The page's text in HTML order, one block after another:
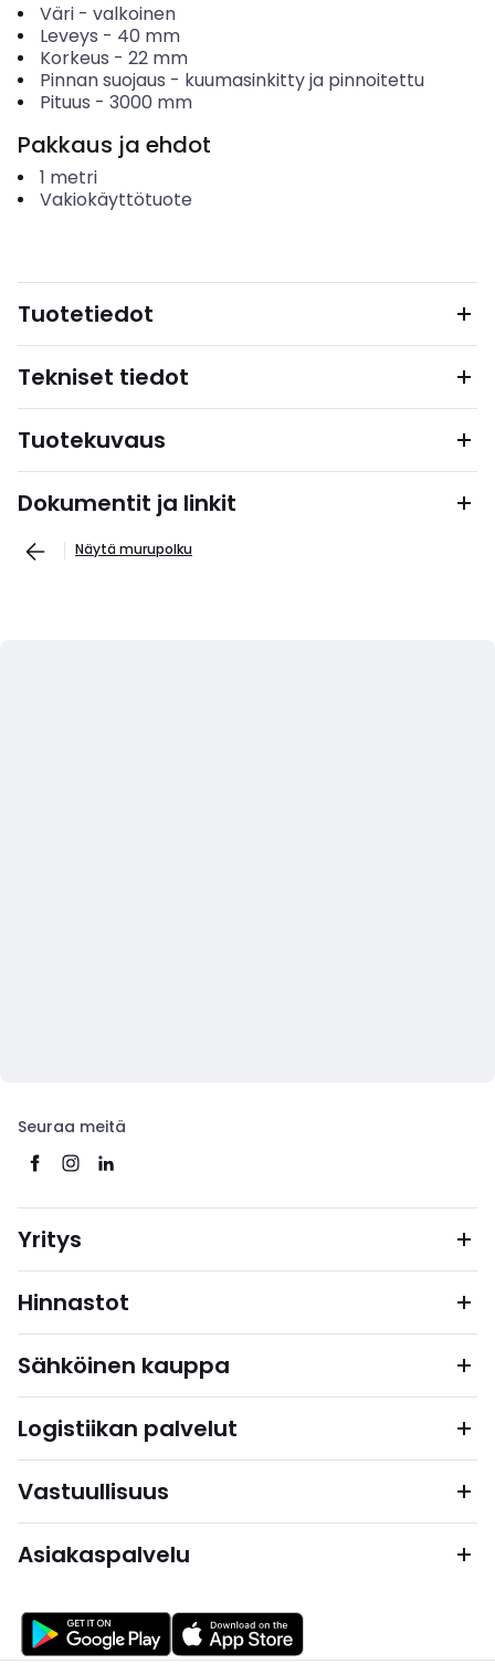
Väri- valkoinen
Leveys - 40 mm
Korkeus - 22 mm
Pinnan suojaus - kuumasinkitty ja pinnoitettu
Pituus - 3000 mm
Pakkaus ja ehdot
1 metri
Vakiokäyttötuote
Tuotetiedot
Tekniset tiedot
Tuotekuvaus
Dokumentit ja linkit
Näytä murupolku
Seuraa meitä
Yritys
Hinnastot
Sähköinen kauppa
Logistiikan palvelut
Vastuullisuus
Asiakaspalvelu